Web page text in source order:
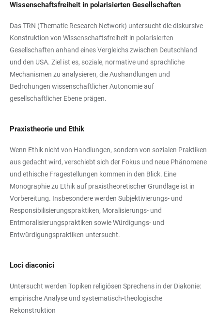
Wissenschaftsfreiheit in polarisierten Gesellschaften
Das TRN (Thematic Research Network) untersucht die diskursive
Konstruktion von Wissenschaftsfreiheit in polarisierten
Gesellschaften anhand eines Vergleichs zwischen Deutschland
und den USA. Ziel ist es, soziale, normative und sprachliche
Mechanismen zu analysieren, die Aushandlungen und
Bedrohungen wissenschaftlicher Autonomie auf
gesellschaftlicher Ebene prägen.
Praxistheorie und Ethik
Wenn Ethik nicht von Handlungen, sondern von sozialen Praktiken
aus gedacht wird, verschiebt sich der Fokus und neue Phänomene
und ethische Fragestellungen kommen in den Blick. Eine
Monographie zu Ethik auf praxistheoretischer Grundlage ist in
Vorbereitung. Insbesondere werden Subjektivierungs- und
Responsibilisierungspraktiken, Moralisierungs- und
Entmoralisierungspraktiken sowie Würdigungs- und
Entwürdigungspraktiken untersucht.
Loci diaconici
Untersucht werden Topiken religiösen Sprechens in der Diakonie:
empirische Analyse und systematisch-theologische
Rekonstruktion